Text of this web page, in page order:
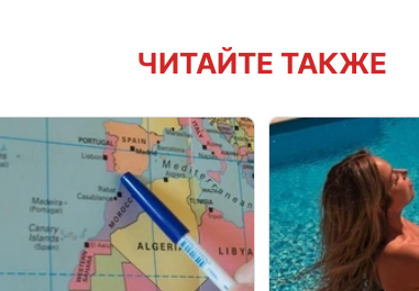
ЧИТАЙТЕ ТАКЖЕ